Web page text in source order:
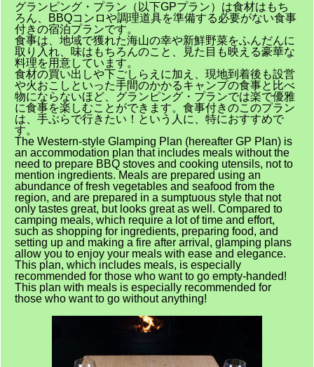
グランピング・プラン（以下GPプラン）は食材はもち
ろん、BBQコンロや調理道具を準備する必要がない食事
付きの宿泊プランです。
食事は、地域で獲れた海山の幸や新鮮野菜をふんだんに
取り入れ、味はもちろんのこと、見た目も映える豪華な
料理を用意しています。
食材の買い出しや下ごしらえに加え、現地到着後も設営
や火おこしといった手間のかかるキャンプの食事と比べ
物にならないほど、グランピング・プランでは楽で優雅
に食事を楽しむことができます。食事付きのこのプラン
は、手ぶらで行きたい！という人に、特におすすめで
す。
The Western-style Glamping Plan (hereafter GP Plan) is
an accommodation plan that includes meals without the
need to prepare BBQ stoves and cooking utensils, not to
mention ingredients. Meals are prepared using an
abundance of fresh vegetables and seafood from the
region, and are prepared in a sumptuous style that not
only tastes great, but looks great as well. Compared to
camping meals, which require a lot of time and effort,
such as shopping for ingredients, preparing food, and
setting up and making a fire after arrival, glamping plans
allow you to enjoy your meals with ease and elegance.
This plan, which includes meals, is especially
recommended for those who want to go empty-handed!
This plan with meals is especially recommended for
those who want to go without anything!